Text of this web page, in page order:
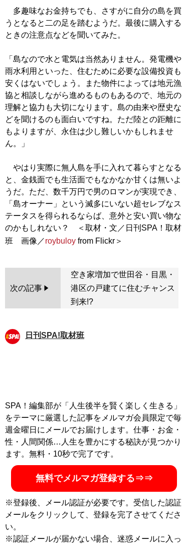
多趣味なお金持ちでも、さすがに自分の島を買
うとなると二の足を踏むようだ。最後に購入する
ときの注意点などを聞いてみた。
「島なので水と電気は当然ありません。発電機や
雨水利用といった、住むために必要な設備投資も
安くはないでしょう。また物件によっては地元漁
協と相談しながら進めるものもあるので、地元の
理解と協力も大切になります。島の由来や歴史な
どを聞けるのも面白いですね。ただ陸との距離に
もよりますが、永住は少し難しいかもしれませ
ん。」
やはり実際に無人島を手に入れて暮らすとなる
と、金銭面でも生活面でもなかなか甘くは無いよ
うだ。ただ、数千万円で男のロマンが実現でき、
「島オーナー」という滅多にいない超セレブなス
テータスを得られるならば、意外と安い買い物な
のかもしれない？ ＜取材・文／日刊SPA！取材
班 画像／roybuloy
次の記事
空き家増加で世田谷・目黒・
港区の戸建てに住むチャンス
到来!?
日刊SPA!取材班
SPA！編集部が「人生後半を賢く楽しく生きる」
をテーマに厳選した記事をメルマガ会員限定で毎
週金曜日にメールでお届けします。仕事・お金・
性・人間関係…人生を豊かにする秘訣が見つかり
ます。無料・10秒で完了です。
無料でメルマガ登録する⇒⇒
※登録後、メール認証が必要です。受信した認証
メールをクリックして、登録を完了させてくださ
い。
※認証メールが届かない場合、迷惑メールに入っ